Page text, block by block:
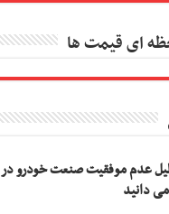
ای قیمت ها
عدم موفقیت صنعت خودرو در
دانید